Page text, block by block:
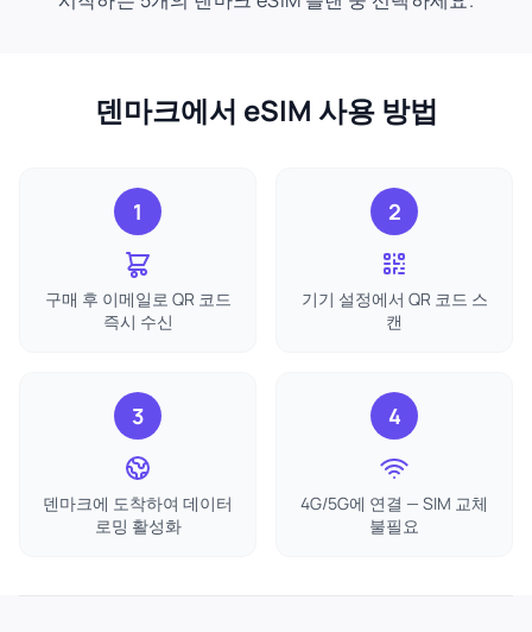
덴마크에서 eSIM 사용 방법
1
구매 후 이메일로 QR 코드
즉시 수신
2
기기 설정에서 QR 코드 스
캔
3
덴마크에 도착하여 데이터
로밍 활성화
4
4G/5G에 연결 — SIM 교체
불필요